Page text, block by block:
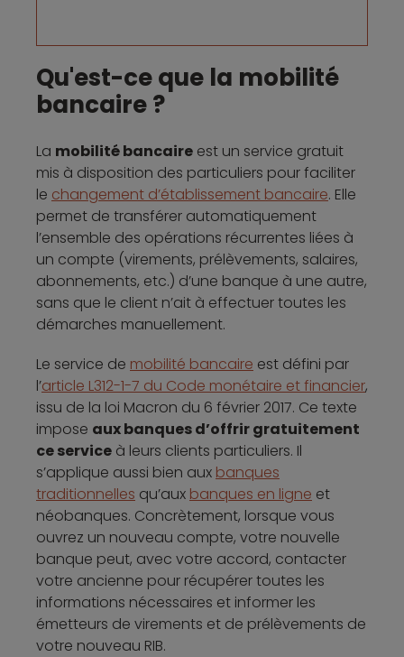
Qu'est-ce que la mobilité
bancaire ?
La mobilité bancaire est un service gratuit
mis à disposition des particuliers pour faciliter
le changement d’établissement bancaire. Elle
permet de transférer automatiquement
l’ensemble des opérations récurrentes liées à
un compte (virements, prélèvements, salaires,
abonnements, etc.) d’une banque à une autre,
sans que le client n’ait à effectuer toutes les
démarches manuellement.
Le service de mobilité bancaire est défini par
l’article L312-1-7 du Code monétaire et financier,
issu de la loi Macron du 6 février 2017. Ce texte
impose aux banques d’offrir gratuitement
ce service à leurs clients particuliers. Il
s’applique aussi bien aux banques
traditionnelles qu’aux banques en ligne et
néobanques. Concrètement, lorsque vous
ouvrez un nouveau compte, votre nouvelle
banque peut, avec votre accord, contacter
votre ancienne pour récupérer toutes les
informations nécessaires et informer les
émetteurs de virements et de prélèvements de
votre nouveau RIB.